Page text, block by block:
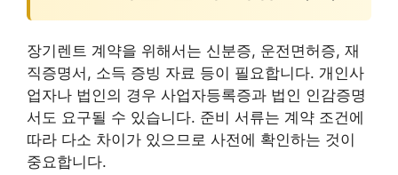
장기렌트 계약을 위해서는 신분증, 운전면허증, 재
직증명서, 소득 증빙 자료 등이 필요합니다. 개인사
업자나 법인의 경우 사업자등록증과 법인 인감증명
서도 요구될 수 있습니다. 준비 서류는 계약 조건에
따라 다소 차이가 있으므로 사전에 확인하는 것이
중요합니다.